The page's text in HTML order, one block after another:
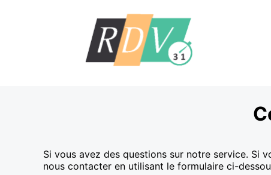
Si vous avez des questions sur notre service. Si
nous contacter en utilisant le formulaire ci-